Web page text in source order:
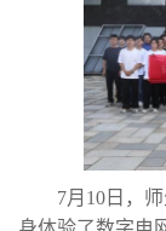
7月10日，